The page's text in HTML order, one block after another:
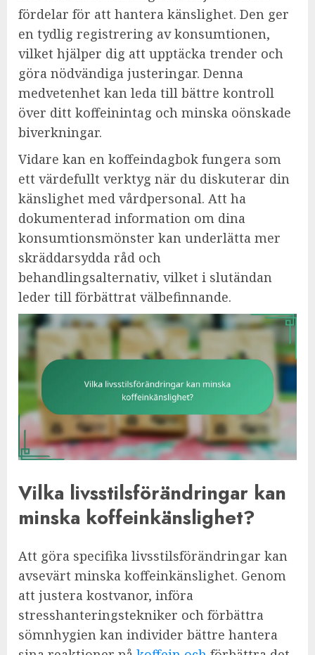
fördelar för att hantera känslighet. Den ger
en tydlig registrering av konsumtionen,
vilket hjälper dig att upptäcka trender och
göra nödvändiga justeringar. Denna
medvetenhet kan leda till bättre kontroll
över ditt koffeinintag och minska oönskade
biverkningar.
Vidare kan en koffeindagbok fungera som
ett värdefullt verktyg när du diskuterar din
känslighet med vårdpersonal. Att ha
dokumenterad information om dina
konsumtionsmönster kan underlätta mer
skräddarsydda råd och
behandlingsalternativ, vilket i slutändan
leder till förbättrat välbefinnande.
Vilka livsstilsförändringar kan
minska koffeinkänslighet?
Att göra specifika livsstilsförändringar kan
avsevärt minska koffeinkänslighet. Genom
att justera kostvanor, införa
stresshanteringstekniker och förbättra
sömnhygien kan individer bättre hantera